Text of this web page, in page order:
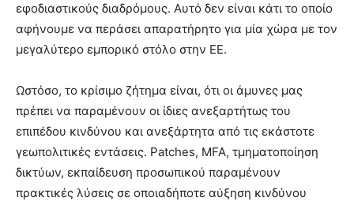
εφοδιαστικούς διαδρόμους. Αυτό δεν είναι κάτι το οποίο
αφήνουμε να περάσει απαρατήρητο για μία χώρα με τον
μεγαλύτερο εμπορικό στόλο στην ΕΕ.
Ωστόσο, το κρίσιμο ζήτημα είναι, ότι οι άμυνες μας
πρέπει να παραμένουν οι ίδιες ανεξαρτήτως του
επιπέδου κινδύνου και ανεξάρτητα από τις εκάστοτε
γεωπολιτικές εντάσεις. Patches, MFA, τμηματοποίηση
δικτύων, εκπαίδευση προσωπικού παραμένουν
πρακτικές λύσεις σε οποιαδήποτε αύξηση κινδύνου